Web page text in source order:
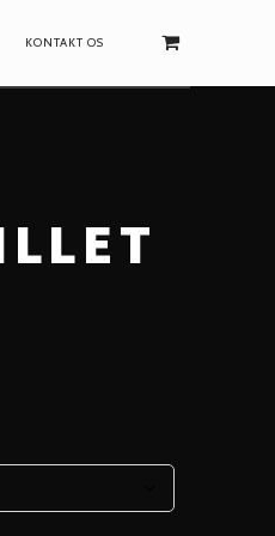
KONTAKT OS